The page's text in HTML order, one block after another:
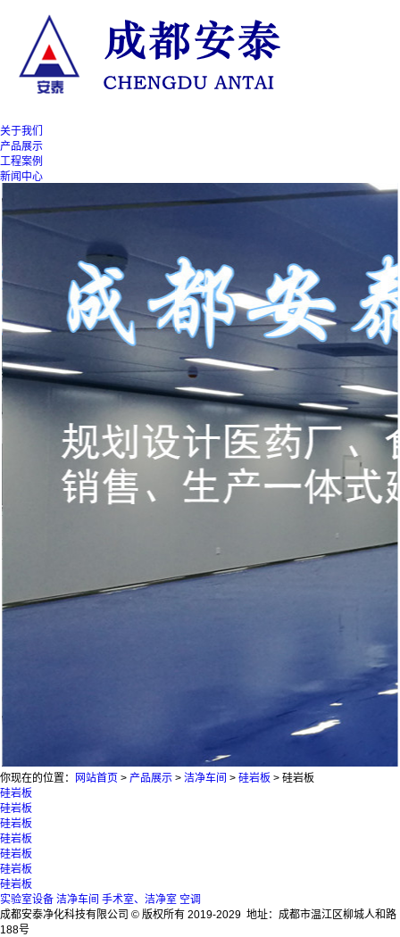
关于我们
产品展示
工程案例
新闻中心
你现在的位置： 网站首页 > 产品展示 > 洁净车间 > 硅岩板 > 硅岩板
硅岩板
硅岩板
硅岩板
硅岩板
硅岩板
硅岩板
硅岩板
实验室设备 洁净车间 手术室、洁净室 空调
成都安泰净化科技有限公司 © 版权所有 2019-2029 地址：成都市温江区柳城人和路
188号